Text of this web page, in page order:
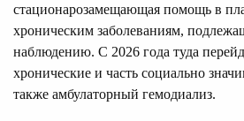
стационарозамещающая помощь в
хроническим заболеваниям,
наблюдению. С 2026 года туда
хронические и часть социально
также амбулаторный гемодиализ.